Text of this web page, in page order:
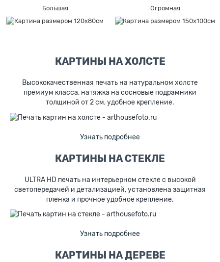
Большая
Огромная
КАРТИНЫ НА ХОЛСТЕ
Высококачественная печать на натуральном холсте
премиум класса, натяжка на сосновые подрамники
толщиной от 2 см, удобное крепление.
Узнать подробнее
КАРТИНЫ НА СТЕКЛЕ
ULTRA HD печать на интерьерном стекле с высокой
светопередачей и детализацией, установлена защитная
пленка и прочное удобное крепление.
Узнать подробнее
КАРТИНЫ НА ДЕРЕВЕ